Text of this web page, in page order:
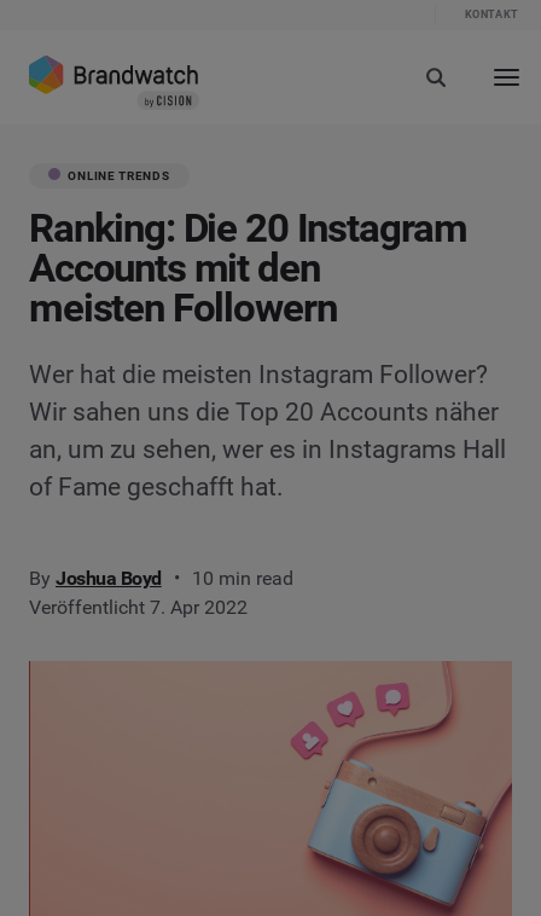
KONTAKT
ONLINE TRENDS
Ranking: Die 20 Instagram
Accounts mit den
meisten Followern
Wer hat die meisten Instagram Follower?
Wir sahen uns die Top 20 Accounts näher
an, um zu sehen, wer es in Instagrams Hall
of Fame geschafft hat.
By Joshua Boyd
10 min read
Veröffentlicht 7. Apr 2022